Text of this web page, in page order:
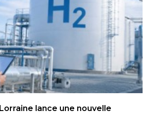
lance une nouvelle